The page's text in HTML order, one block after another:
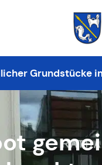
Grundstücke